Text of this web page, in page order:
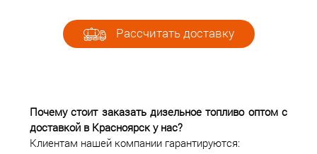
Рассчитать доставку
Почему стоит заказать дизельное топливо оптом с
доставкой в Красноярск у нас?
Клиентам нашей компании гарантируются: